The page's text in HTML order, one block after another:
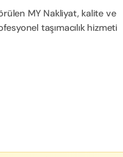
MY Nakliyat, kalite ve
taşımacılık hizmeti